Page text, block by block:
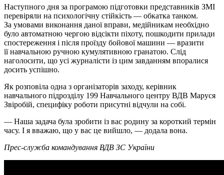
Наступного дня за програмою підготовки представників ЗМІ
перевіряли на психологічну стійкість — обкатка танком.
За умовами виконання даної вправи, медійникам необхідно
було автоматною чергою відсікти піхоту, пошкодити прилади
спостереження і після проїзду бойової машини — вразити
її навчальною ручною кумулятивною гранатою. Слід
наголосити, що усі журналісти із цим завданням впоралися
досить успішно.
Як розповіла одна з організаторів заходу, керівник
навчального підрозділу 199 Навчального центру ВДВ Маруся
Звіробій, специфіку роботи присутні відчули на собі.
— Наша задача була зробити із вас родину за короткий термін
часу. І я вважаю, що у вас це вийшло, — додала вона.
Прес-служба командування ВДВ ЗС України